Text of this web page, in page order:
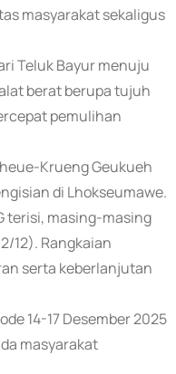
masyarakat sekaligus
Teluk Bayur menuju
berat berupa tujuh
pemulihan
Krueng Geukueh
di Lhokseumawe.
terisi, masing-masing
12). Rangkaian
serta keberlanjutan
14-17 Desember 2025
masyarakat